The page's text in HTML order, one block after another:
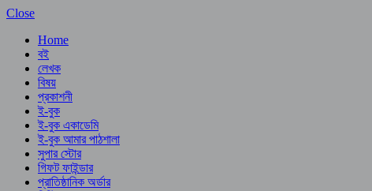
Close
Home
বই
লেখক
বিষয়
প্রকাশনী
ই-বুক
ই-বুক একাডেমি
ই-বুক আমার পাঠশালা
সুপার ‍স্টোর
গিফট ফাইন্ডার
প্রাতিষ্ঠানিক অর্ডার